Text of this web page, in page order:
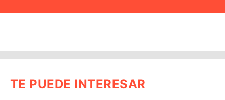
TE PUEDE INTERESAR